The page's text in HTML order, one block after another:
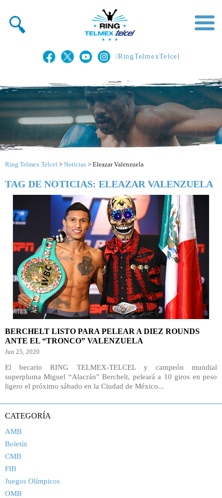
/RingTelmexTelcel
Ring Telmex Telcel > Noticias > Eleazar Valenzuela
TAG DE NOTICIAS: ELEAZAR VALENZUELA
BERCHELT LISTO PARA PELEAR A DIEZ ROUNDS
ANTE EL “TRONCO” VALENZUELA
Jun 25, 2020
El becario RING TELMEX-TELCEL y campeón mundial
superpluma Miguel “Alacrán” Berchelt, peleará a 10 giros en peso
ligero el próximo sábado en la Ciudad de México...
CATEGORÍA
AMB
Boletín
CMB
FIB
Juegos Olímpicos
OMB